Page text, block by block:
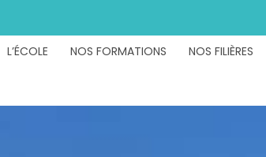
L’ÉCOLE NOS FORMATIONS NOS FILIÈRES